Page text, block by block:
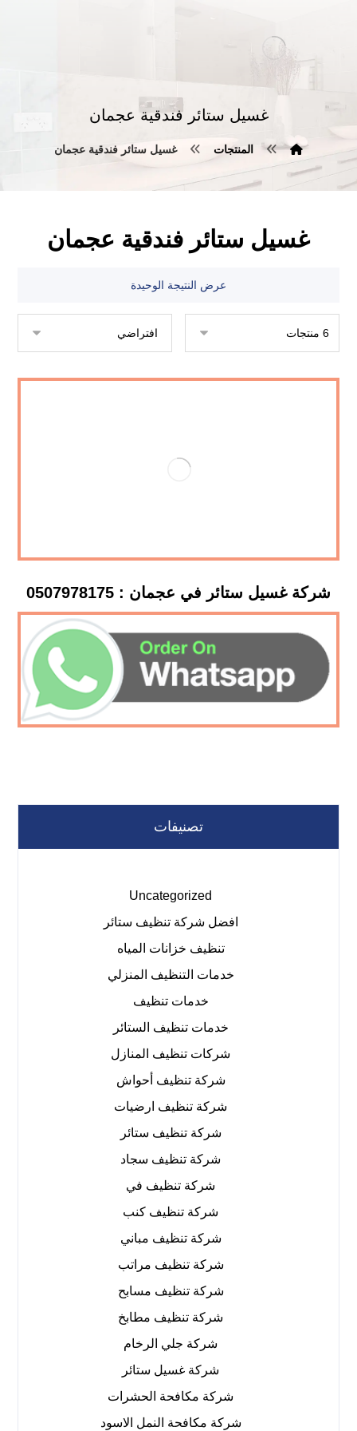
غسيل ستائر فندقية عجمان
المنتجات غسيل ستائر فندقية عجمان
غسيل ستائر فندقية عجمان
عرض النتيجة الوحيدة
شركة غسيل ستائر في عجمان : 0507978175
تصنيفات
Uncategorized
افضل شركة تنظيف ستائر
تنظيف خزانات المياه
خدمات التنظيف المنزلي
خدمات تنظيف
خدمات تنظيف الستائر
شركات تنظيف المنازل
شركة تنظيف أحواش
شركة تنظيف ارضيات
شركة تنظيف ستائر
شركة تنظيف سجاد
شركة تنظيف في
شركة تنظيف كنب
شركة تنظيف مباني
شركة تنظيف مراتب
شركة تنظيف مسابح
شركة تنظيف مطابخ
شركة جلي الرخام
شركة غسيل ستائر
شركة مكافحة الحشرات
شركة مكافحة النمل الاسود